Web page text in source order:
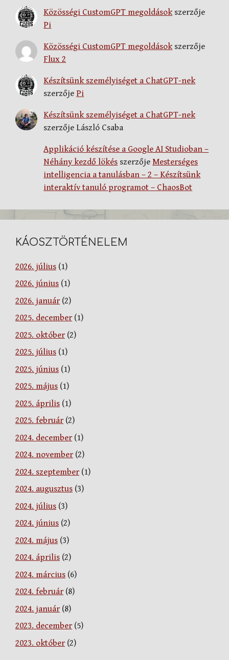
Közösségi CustomGPT megoldásokszerzője
Pi
Közösségi CustomGPT megoldásokszerzője
Flux 2
Készítsünk személyiséget a ChatGPT-nek
szerzője Pi
Készítsünk személyiséget a ChatGPT-nek
szerzője László Csaba
Applikáció készítése a Google AI Studioban –
Néhány kezdő lökés szerzőjeMesterséges
intelligencia a tanulásban – 2 – Készítsünk
interaktív tanuló programot – ChaosBot
KÁOSZTÖRTÉNELEM
2026. július (1)
2026. június (1)
2026. január(2)
2025. december(1)
2025. október(2)
2025. július (1)
2025. június (1)
2025. május (1)
2025. április (1)
2025. február(2)
2024. december(1)
2024. november(2)
2024. szeptember(1)
2024. augusztus (3)
2024. július (3)
2024. június (2)
2024. május (3)
2024. április (2)
2024. március (6)
2024. február(8)
2024. január(8)
2023. december(5)
2023. október(2)